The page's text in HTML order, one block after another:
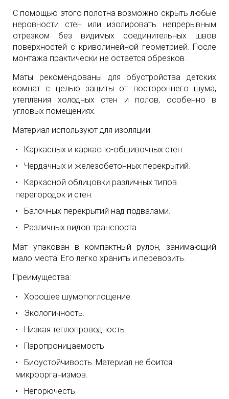
С помощью этого полотна возможно скрыть любые
неровности стен или изолировать непрерывным
отрезком без видимых соединительных швов
поверхностей с криволинейной геометрией. После
монтажа практически не остается обрезков.
Маты рекомендованы для обустройства детских
комнат с целью защиты от постороннего шума,
утепления холодных стен и полов, особенно в
угловых помещениях.
Материал используют для изоляции:
Каркасных и каркасно-обшивочных стен.
Чердачных и железобетонных перекрытий.
Каркасной облицовки различных типов
перегородок и стен.
Балочных перекрытий над подвалами.
Различных видов транспорта.
Мат упакован в компактный рулон, занимающий
мало места. Его легко хранить и перевозить.
Преимущества:
Хорошее шумопоглощение.
Экологичность.
Низкая теплопроводность.
Паропроницаемость.
Биоустойчивость. Материал не боится
микроорганизмов.
Негорючесть.